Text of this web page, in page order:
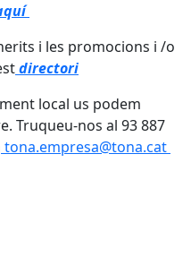
i les promocions i /o
directori
local us podem
Truqueu-nos al 93 887
tona.empresa@tona.cat